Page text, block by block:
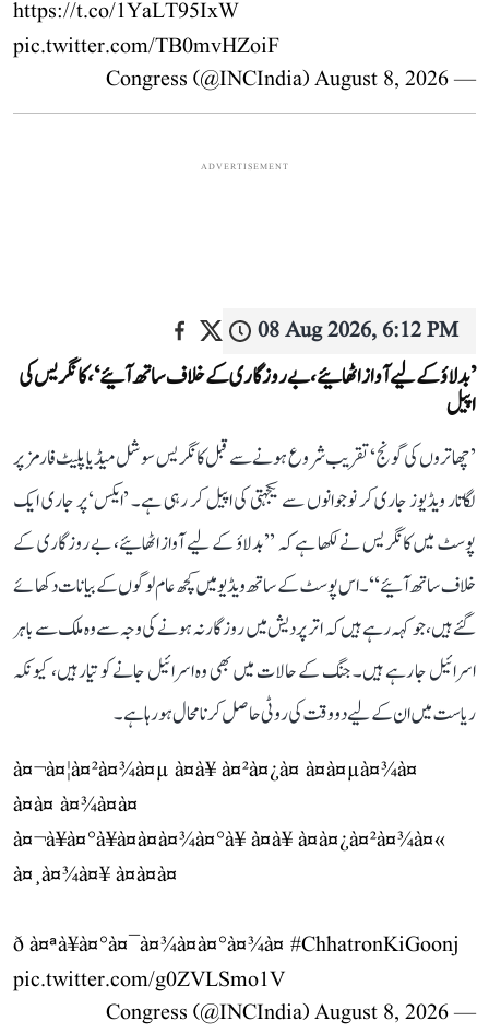
https://t.co/1YaLT95IxW
pic.twitter.com/TB0mvHZoiF
— Congress (@INCIndia)
August 8, 2026
ADVERTISEMENT
08 Aug 2026, 6:12 PM
’بدلاؤ کے لیے آواز اٹھائیے، بے روزگاری کے خلاف ساتھ آئیے‘، کانگریس کی
اپیل
’چھاتروں کی گونج‘ تقریب شروع ہونے سے قبل کانگریس سوشل میڈیا پلیٹ فارمز پر
لگاتار ویڈیوز جاری کر نوجوانوں سے یکجہتی کی اپیل کر رہی ہے۔ ’ایکس‘ پر جاری ایک
پوسٹ میں کانگریس نے لکھا ہے کہ ’’بدلاؤ کے لیے آواز اٹھائیے، بے روزگاری کے
خلاف ساتھ آئیے‘‘۔ اس پوسٹ کے ساتھ ویڈیو میں کچھ عام لوگوں کے بیانات دکھائے
گئے ہیں، جو کہہ رہے ہیں کہ اتر پردیش میں روزگار نہ ہونے کی وجہ سے وہ ملک سے باہر
اسرائیل جا رہے ہیں۔ جنگ کے حالات میں بھی وہ اسرائیل جانے کو تیار ہیں، کیونکہ
ریاست میں ان کے لیے دو وقت کی روٹی حاصل کرنا محال ہو رہا ہے۔
à¤¬à¤¦à¤²à¤¾à¤µ à¤à¥ à¤²à¤¿à¤ à¤à¤µà¤¾à¤
à¤à¤ à¤¾à¤à¤
à¤¬à¥à¤°à¥à¤à¤à¤¾à¤°à¥ à¤à¥ à¤à¤¿à¤²à¤¾à¤«
à¤¸à¤¾à¤¥ à¤à¤à¤
ð à¤ªà¥à¤°à¤¯à¤¾à¤à¤°à¤¾à¤ #ChhatronKiGoonj
pic.twitter.com/g0ZVLSmo1V
— Congress (@INCIndia)
August 8, 2026